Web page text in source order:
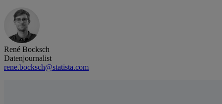
René Bocksch
Datenjournalist
rene.bocksch@statista.com